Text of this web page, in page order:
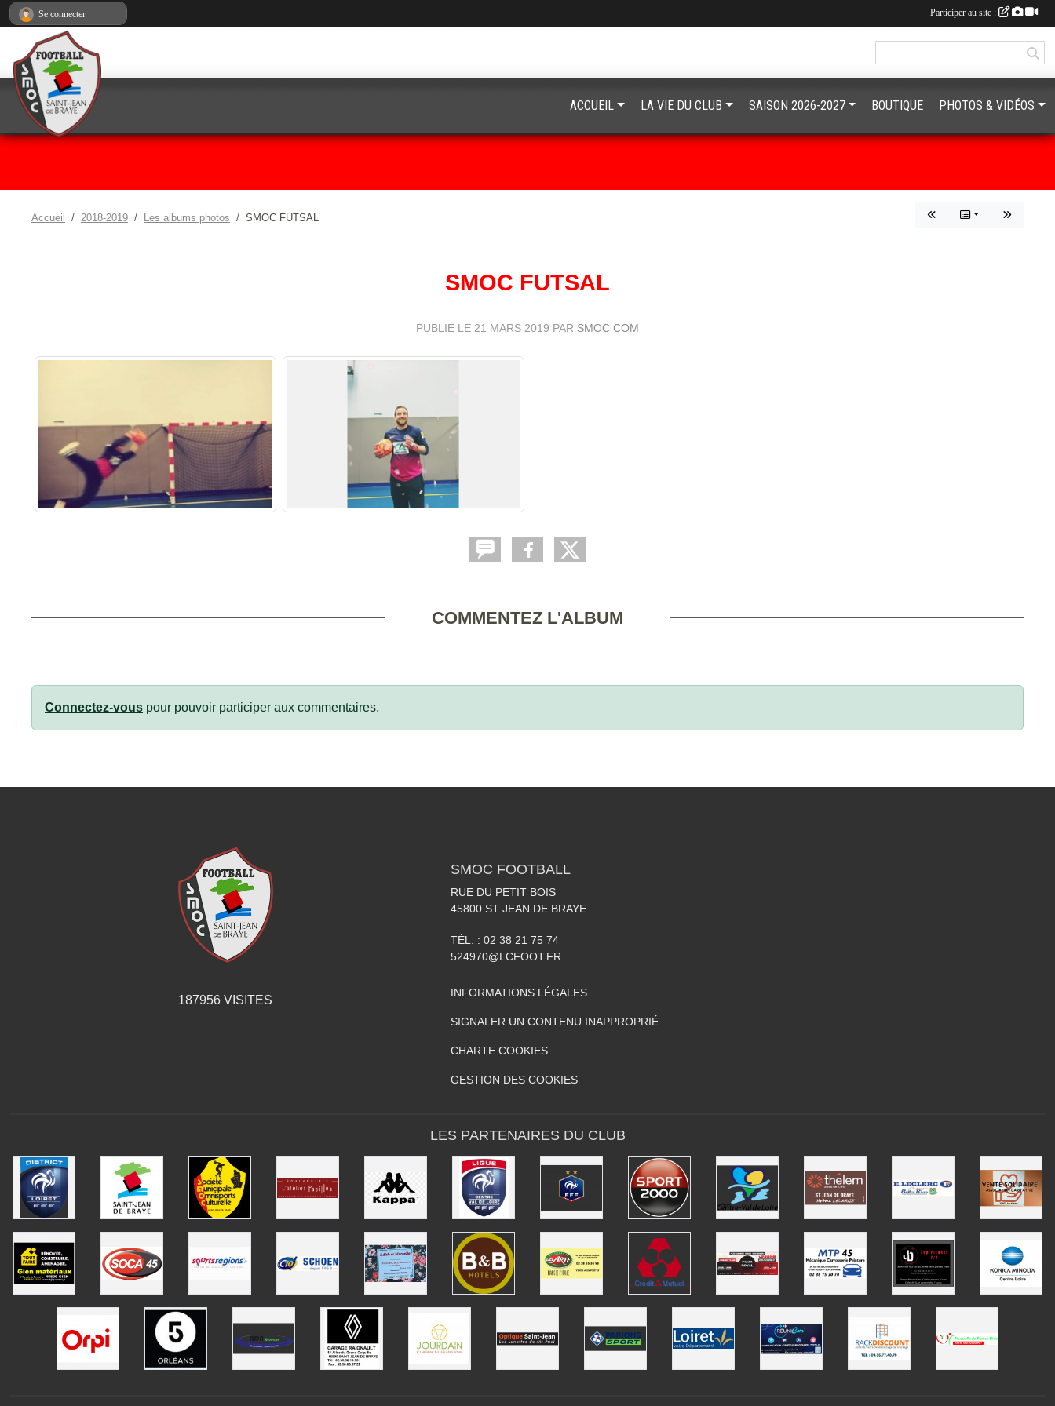
Accueil 2018-2019 Les albums photos SMOC FUTSAL
SMOC FUTSAL
PUBLIÉ LE 21 MARS 2019 PAR SMOC COM
COMMENTEZ L'ALBUM
Connectez-vous pour pouvoir participer aux commentaires.
ACCUEIL LA VIE DU CLUB SAISON 2026-2027 BOUTIQUE PHOTOS & VIDÉOS
187956 VISITES
SMOC FOOTBALL
RUE DU PETIT BOIS
45800 ST JEAN DE BRAYE
TÉL. : 02 38 21 75 74
524970@LCFOOT.FR
INFORMATIONS LÉGALES
SIGNALER UN CONTENU INAPPROPRIÉ
CHARTE COOKIES
GESTION DES COOKIES
LES PARTENAIRES DU CLUB
Se connecter Participer au site :
Panneau de gestion des cookies